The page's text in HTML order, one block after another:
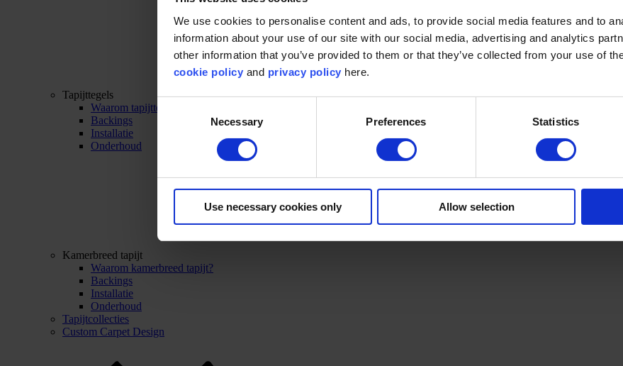
We use cookies to personalise content and ads, to provide social media features and to
information about your use of our site with our social media, advertising and analytics
other information that you’ve provided to them or that they’ve collected from your use of
cookie policy and privacy policy here.
Consent
Necessary Preferences Statistics
Use necessary cookies only Allow selection
Tapijttegels
Waarom tapijttegels?
Backings
Installatie
Onderhoud
Kamerbreed tapijt
Waarom kamerbreed tapijt?
Backings
Installatie
Onderhoud
Tapijtcollecties
Custom Carpet Design